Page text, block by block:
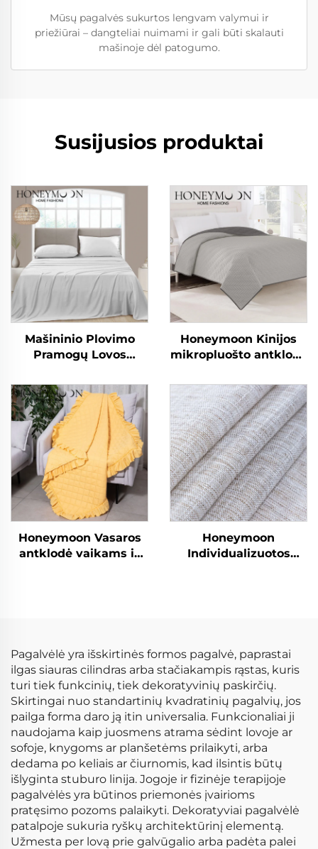
Mūsų pagalvės sukurtos lengvam valymui ir
priežiūrai – dangteliai nuimami ir gali būti skalauti
mašinoje dėl patogumo.
Susijusios produktai
Mašininio Plovimo
Pramogų Lovos
Šilkinės Minkštos
Antklodės Rinkinys
Honeymoon Kinijos
mikropluošto antklodė
užuolaidos ir
užuolaidos
Honeymoon Vasaros
antklodė vaikams iš
Honeymoon
Individualizuotos
permatomos langų
užuolaidos namams
Pagalvėlė yra išskirtinės formos pagalvė, paprastai
ilgas siauras cilindras arba stačiakampis rąstas, kuris
turi tiek funkcinių, tiek dekoratyvinių paskirčių.
Skirtingai nuo standartinių kvadratinių pagalvių, jos
pailga forma daro ją itin universalia. Funkcionaliai ji
naudojama kaip juosmens atrama sėdint lovoje ar
sofoje, knygoms ar planšetėms prilaikyti, arba
dedama po keliais ar čiurnomis, kad ilsintis būtų
išlyginta stuburo linija. Jogoje ir fizinėje terapijoje
pagalvėlės yra būtinos priemonės įvairioms
pratęsimo pozoms palaikyti. Dekoratyviai pagalvėlė
patalpoje sukuria ryškų architektūrinį elementą.
Užmesta per lovą prie galvūgalio arba padėta palei